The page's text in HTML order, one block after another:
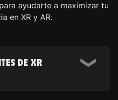
ayudarte a maximizar tu
en XR y AR.
de XR